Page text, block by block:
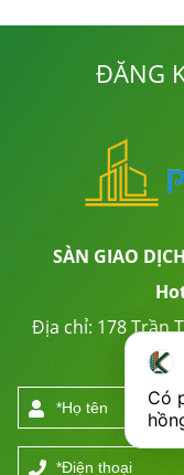
ĐĂNG
SÀN GIAO
Địa chỉ: 178 Trần
Có